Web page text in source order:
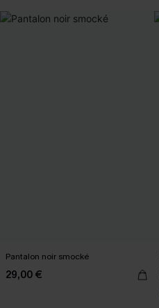
Pantalon noir smocké
29,00 €